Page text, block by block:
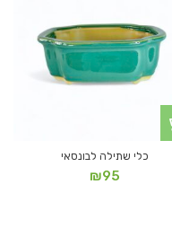
כלי שתילה לבונסאי
₪95